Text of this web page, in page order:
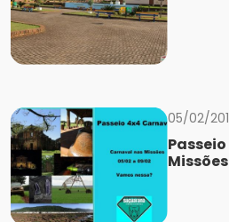
05/02/
Missões